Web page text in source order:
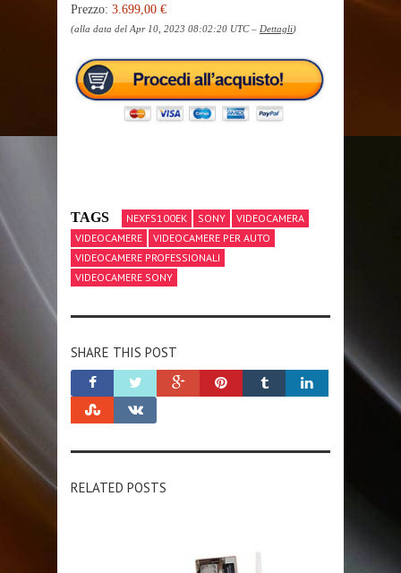
Prezzo: 3.699,00 €
(alla data del Apr 10, 2023 08:02:20 UTC – Dettagli)
TAGS NEXFS100EK SONY
VIDEOCAMERA
VIDEOCAMERE
VIDEOCAMERE PER AUTO
VIDEOCAMERE PROFESSIONALI
VIDEOCAMERE SONY
SHARE THIS POST
RELATED POSTS